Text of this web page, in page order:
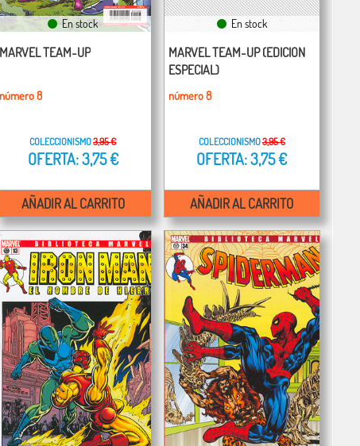
En stock
MARVEL TEAM-UP
número 8
COLECCIONISMO3,95 €
OFERTA: 3,75 €
AÑADIR AL CARRITO
En stock
MARVEL TEAM-UP (EDICION
ESPECIAL)
número 8
COLECCIONISMO3,95 €
OFERTA: 3,75 €
AÑADIR AL CARRITO